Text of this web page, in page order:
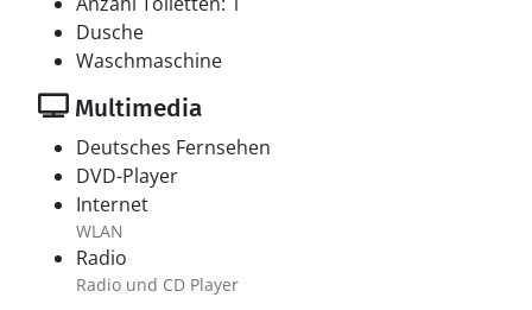
Dusche
Waschmaschine
Multimedia
Deutsches Fernsehen
DVD-Player
Internet
WLAN
Radio
Radio und CD Player